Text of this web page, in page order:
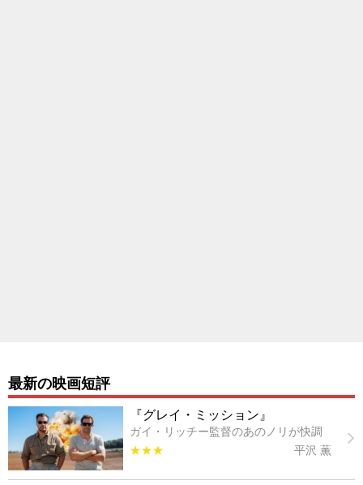
最新の映画短評
『グレイ・ミッション』
ガイ・リッチー監督のあのノリが快調
★★★
平沢 薫